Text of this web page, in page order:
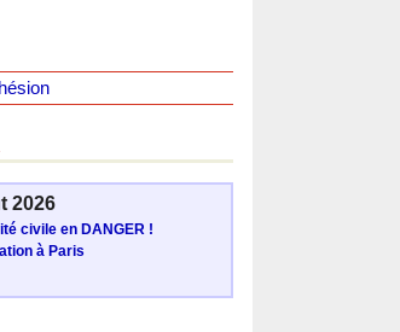
2026
civile en DANGER !
à Paris